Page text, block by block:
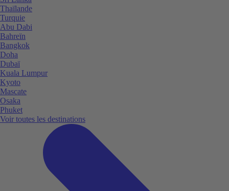
Thaïlande
Turquie
Abu Dabi
Bahreïn
Bangkok
Doha
Dubaï
Kuala Lumpur
Kyoto
Mascate
Osaka
Phuket
Voir toutes les destinations